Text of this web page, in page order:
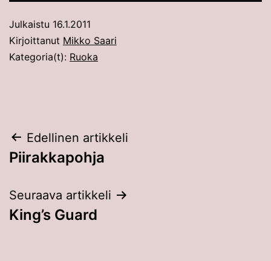
Julkaistu 16.1.2011
Kirjoittanut Mikko Saari
Kategoria(t): Ruoka
Artikkelien
selaus
Edellinen artikkeli
Piirakkapohja
Seuraava artikkeli
King’s Guard